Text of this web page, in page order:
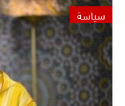
سياسة